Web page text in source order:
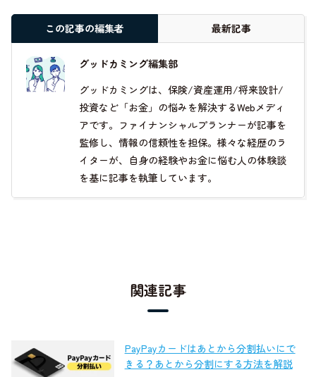
この記事の編集者 最新記事
グッドカミング編集部
グッドカミングは、保険/資産運用/将来設計/
投資など「お金」の悩みを解決するWebメディ
アです。ファイナンシャルプランナーが記事を
監修し、情報の信頼性を担保。様々な経歴のラ
イターが、自身の経験やお金に悩む人の体験談
を基に記事を執筆しています。
関連記事
PayPayカードはあとから分割払いにで
きる？あとから分割にする方法を解説